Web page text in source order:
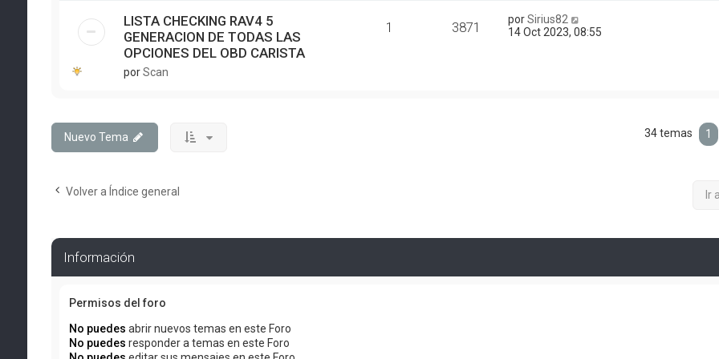
LISTA CHECKING RAV4 5
GENERACION DE TODAS LAS
OPCIONES DEL OBD CARISTA
porScan
1 3871 porSirius82
14 Oct 2023, 08:55
Nuevo Tema 34 temas 1
Volver a Índice general Ir a
Información
Permisos del foro
No puedes abrir nuevos temas en este Foro
No puedes responder a temas en este Foro